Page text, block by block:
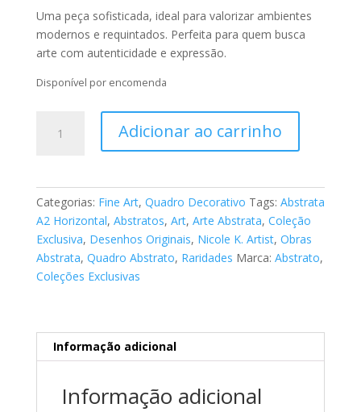
Uma peça sofisticada, ideal para valorizar ambientes
modernos e requintados. Perfeita para quem busca
arte com autenticidade e expressão.
Disponível por encomenda
Adicionar ao carrinho
Categorias: Fine Art, Quadro Decorativo Tags: Abstrata
A2 Horizontal, Abstratos, Art, Arte Abstrata, Coleção
Exclusiva, Desenhos Originais, Nicole K. Artist, Obras
Abstrata, Quadro Abstrato, Raridades Marca: Abstrato,
Coleções Exclusivas
Informação adicional
Informação adicional